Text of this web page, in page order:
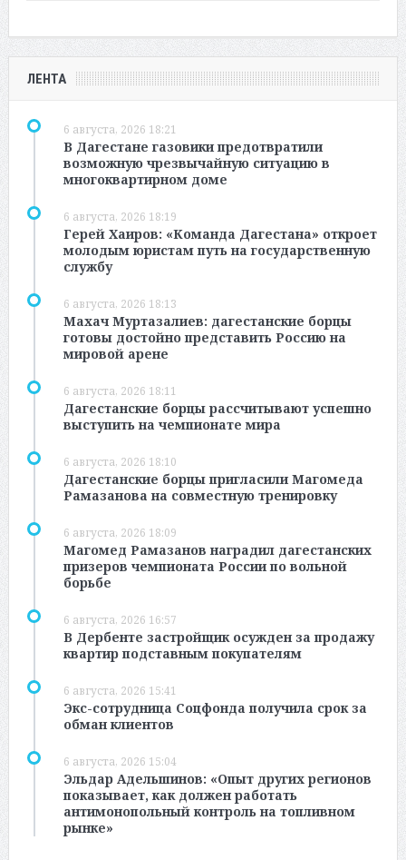
ЛЕНТА
6 августа, 2026 18:21
В Дагестане газовики предотвратили
возможную чрезвычайную ситуацию в
многоквартирном доме
6 августа, 2026 18:19
Герей Хаиров: «Команда Дагестана» откроет
молодым юристам путь на государственную
службу
6 августа, 2026 18:13
Махач Муртазалиев: дагестанские борцы
готовы достойно представить Россию на
мировой арене
6 августа, 2026 18:11
Дагестанские борцы рассчитывают успешно
выступить на чемпионате мира
6 августа, 2026 18:10
Дагестанские борцы пригласили Магомеда
Рамазанова на совместную тренировку
6 августа, 2026 18:09
Магомед Рамазанов наградил дагестанских
призеров чемпионата России по вольной
борьбе
6 августа, 2026 16:57
В Дербенте застройщик осужден за продажу
квартир подставным покупателям
6 августа, 2026 15:41
Экс-сотрудница Соцфонда получила срок за
обман клиентов
6 августа, 2026 15:04
Эльдар Адельшинов: «Опыт других регионов
показывает, как должен работать
антимонопольный контроль на топливном
рынке»